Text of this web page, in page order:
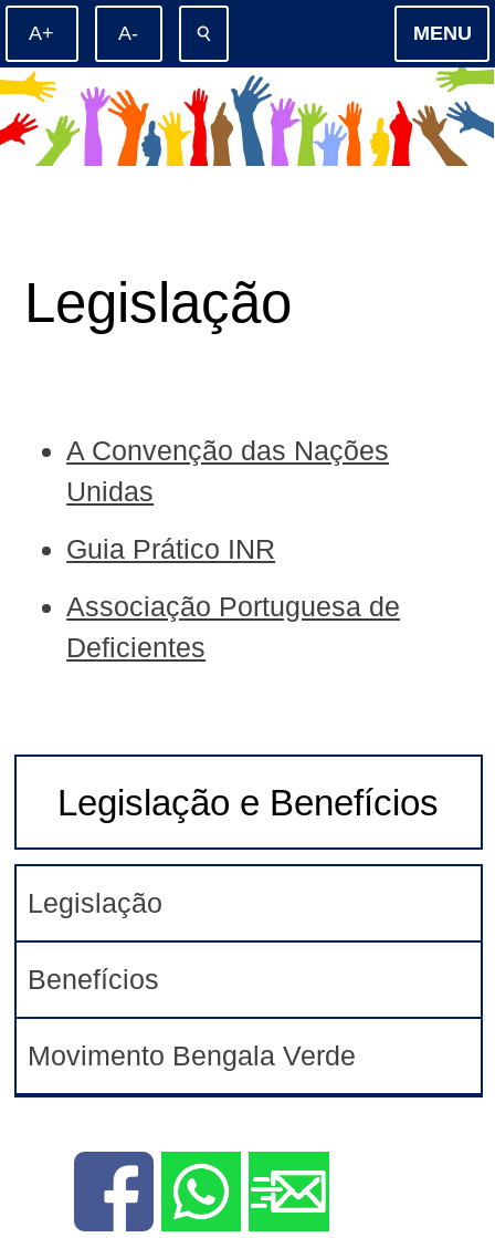
MENU
⚲
Legislação
A Convenção das Nações
Unidas
Guia Prático INR
Associação Portuguesa de
Deficientes
Legislação e Benefícios
Legislação
Benefícios
Movimento Bengala Verde